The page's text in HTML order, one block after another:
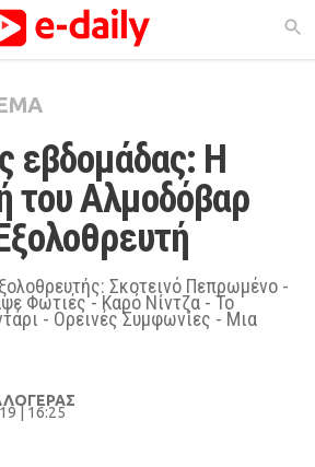
εβδομάδας: Η
του Αλμοδόβαρ
Σκοτεινό Πεπρωμένο -
Φωτιές - Καρό Νίντζα - Το
- Ορεινές Συμφωνίες - Μια
| 16:25